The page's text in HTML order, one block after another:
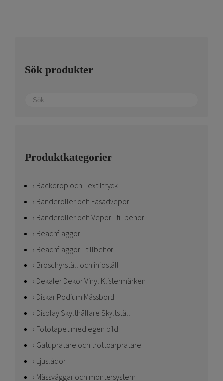
Sök produkter
Produktkategorier
Backdrop och Textiltryck
Banderoller och Fasadvepor
Banderoller och Vepor - tillbehör
Beachflaggor
Beachflaggor - tillbehör
Broschyrställ och infoställ
Dekaler Dekor Vinyl Klistermärken
Diskar Podium Mässbord
Display Skylthållare Skyltställ
Fototapet med egen bild
Gatupratare och trottoarpratare
Ljuslådor
Mässväggar och montersystem